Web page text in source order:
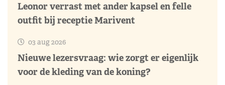
Leonor verrast met ander kapsel en felle
outfit bij receptie Marivent
03 aug 2026
Nieuwe lezersvraag: wie zorgt er eigenlijk
voor de kleding van de koning?